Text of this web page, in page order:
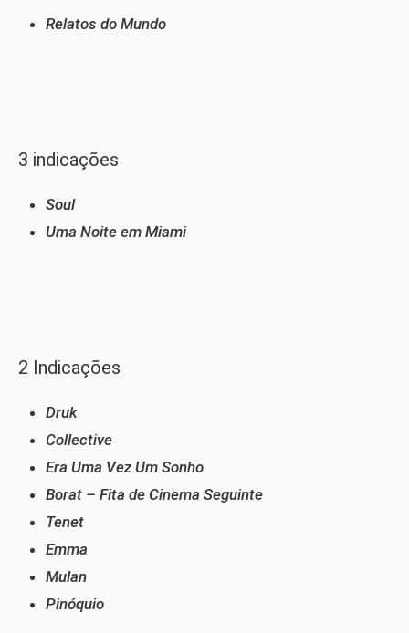
Relatos do Mundo
3 indicações
Soul
Uma Noite em Miami
2 Indicações
Druk
Collective
Era Uma Vez Um Sonho
Borat – Fita de Cinema Seguinte
Tenet
Emma
Mulan
Pinóquio